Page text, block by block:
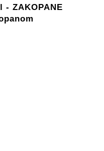
- ZAKOPANE